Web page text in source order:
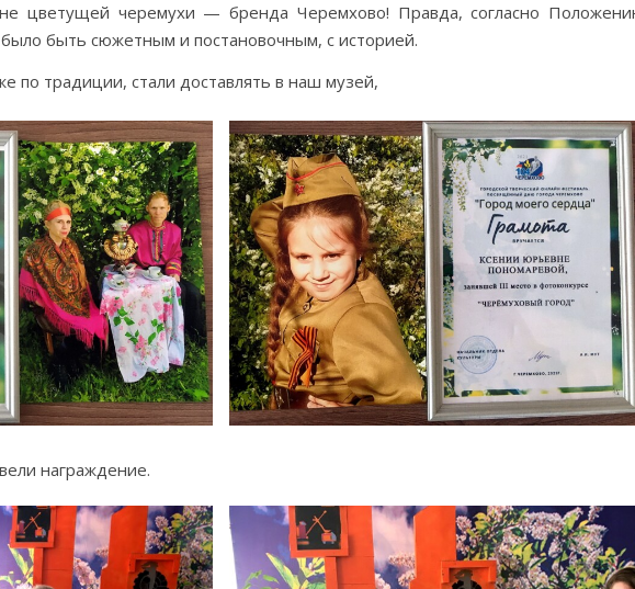
цветущей черемухи — бренда Черемхово! Правда, согласно
быть сюжетным и постановочным, с историей.
по традиции, стали доставлять в наш музей,
награждение.